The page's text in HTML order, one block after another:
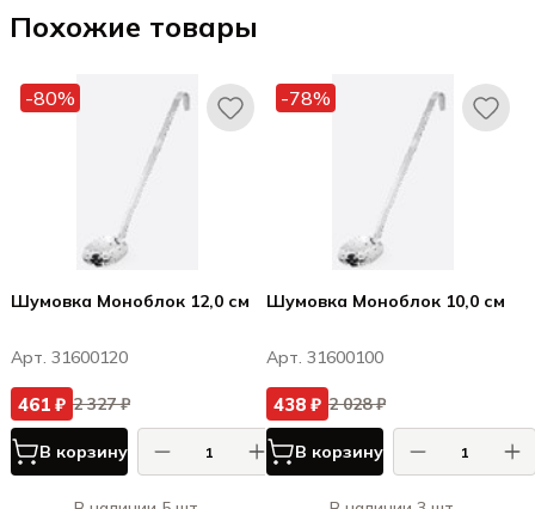
Похожие товары
-80%
Шумовка Моноблок 12,0 см
Арт. 31600120
461 ₽ 2 327 ₽
В корзину
-78%
Шумовка Моноблок 10,0 см
Арт. 31600100
438 ₽ 2 028 ₽
В корзину